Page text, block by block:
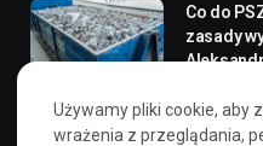
Co do
zasady
Używamy pliki cookie, aby
wrażenia z przeglądania,